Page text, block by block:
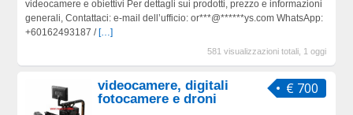
videocamere e obiettivi Per dettagli sui prodotti, prezzo e informazioni
generali, Contattaci: e-mail dell’ufficio: or***@******ys.com WhatsApp:
+60162493187 /[…]
581 visualizzazioni totali, 1 oggi
€ 700
videocamere, digitali
fotocamere e droni